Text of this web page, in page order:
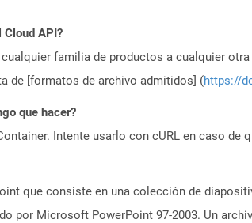
API?
familia de productos a cualquier otra
de [formatos de archivo admitidos] (https://
que hacer?
Intente usarlo con cURL en caso de
que consiste en una colección de
por Microsoft PowerPoint 97-2003. Un